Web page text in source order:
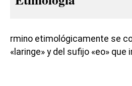
rmino etimológicamente se
«laringe» y del sufijo «eo»